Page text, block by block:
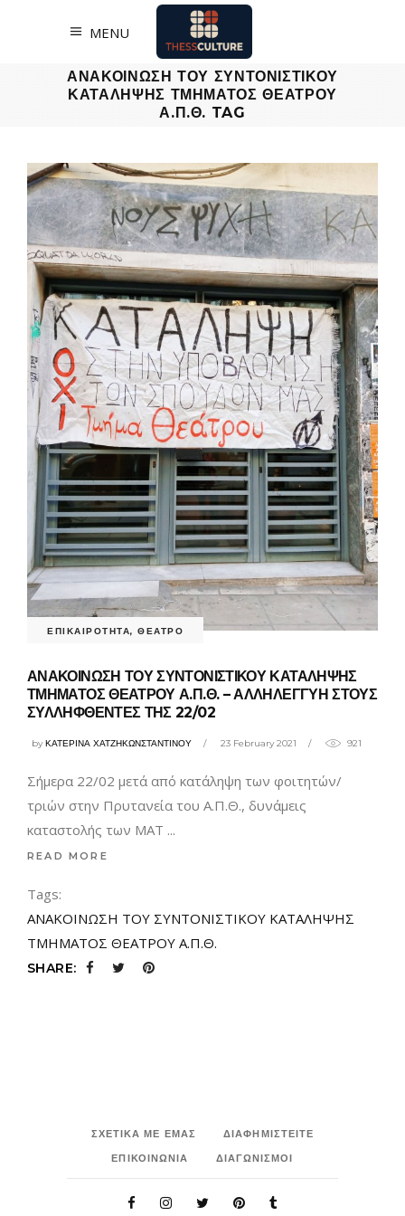
MENU
ΑΝΑΚΟΙΝΩΣΗ ΤΟΥ ΣΥΝΤΟΝΙΣΤΙΚΟΥ
ΚΑΤΑΛΗΨΗΣ ΤΜΗΜΑΤΟΣ ΘΕΑΤΡΟΥ
Α.Π.Θ. TAG
ΕΠΙΚΑΙΡΟΤΗΤΑ, ΘΕΑΤΡΟ
ΑΝΑΚΟΙΝΩΣΗ ΤΟΥ ΣΥΝΤΟΝΙΣΤΙΚΟΥ ΚΑΤΑΛΗΨΗΣ
ΤΜΗΜΑΤΟΣ ΘΕΑΤΡΟΥ Α.Π.Θ. – ΑΛΛΗΛΕΓΓΥΗ ΣΤΟΥΣ
ΣΥΛΛΗΦΘΕΝΤΕΣ ΤΗΣ 22/02
byΚΑΤΕΡΙΝΑ ΧΑΤΖΗΚΩΝΣΤΑΝΤΙΝΟΥ 23 February 2021 921
Σήμερα 22/02 μετά από κατάληψη των φοιτητών/
τριών στην Πρυτανεία του Α.Π.Θ., δυνάμεις
καταστολής των ΜΑΤ
READ MORE
Tags:
ΑΝΑΚΟΙΝΩΣΗ ΤΟΥ ΣΥΝΤΟΝΙΣΤΙΚΟΥ ΚΑΤΑΛΗΨΗΣ
ΤΜΗΜΑΤΟΣ ΘΕΑΤΡΟΥ Α.Π.Θ.
SHARE:
ΣΧΕΤΙΚΑ ΜΕ ΕΜΑΣ
ΔΙΑΦΗΜΙΣΤΕΙΤΕ
ΕΠΙΚΟΙΝΩΝΙΑ
ΔΙΑΓΩΝΙΣΜΟΙ